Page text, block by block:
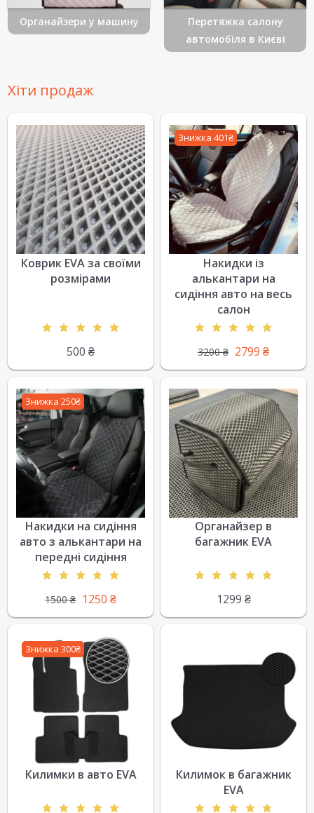
Органайзери у машину
Перетяжка салону
автомобіля в Києві
Хіти продаж
Коврик EVA за своїми
розмірами
500 ₴
Знижка 401₴
Накидки із
алькантари на
сидіння авто на весь
салон
3200₴ 2799 ₴
Знижка 250₴
Накидки на сидіння
авто з алькантари на
передні сидіння
1500₴ 1250 ₴
Органайзер в
багажник EVA
1299 ₴
Знижка 300₴
Килимки в авто EVA
Килимок в багажник
EVA